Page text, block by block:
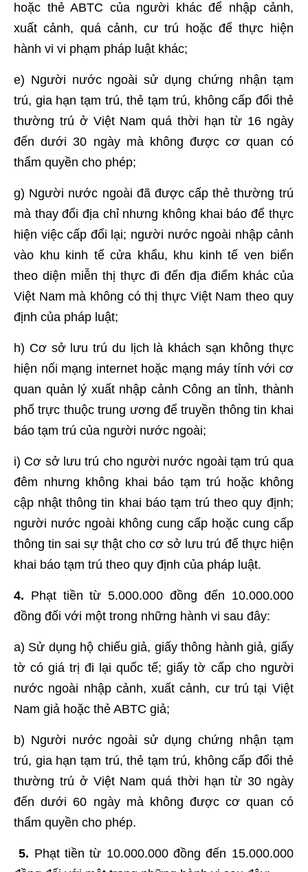
hoặc thẻ ABTC của người khác để nhập cảnh,
xuất cảnh, quá cảnh, cư trú hoặc để thực hiện
hành vi vi phạm pháp luật khác;
e) Người nước ngoài sử dụng chứng nhận tạm
trú, gia hạn tạm trú, thẻ tạm trú, không cấp đổi thẻ
thường trú ở Việt Nam quá thời hạn từ 16 ngày
đến dưới 30 ngày mà không được cơ quan có
thẩm quyền cho phép;
g) Người nước ngoài đã được cấp thẻ thường trú
mà thay đổi địa chỉ nhưng không khai báo để thực
hiện việc cấp đổi lại; người nước ngoài nhập cảnh
vào khu kinh tế cửa khẩu, khu kinh tế ven biển
theo diện miễn thị thực đi đến địa điểm khác của
Việt Nam mà không có thị thực Việt Nam theo quy
định của pháp luật;
h) Cơ sở lưu trú du lịch là khách sạn không thực
hiện nối mạng internet hoặc mạng máy tính với cơ
quan quản lý xuất nhập cảnh Công an tỉnh, thành
phố trực thuộc trung ương để truyền thông tin khai
báo tạm trú của người nước ngoài;
i) Cơ sở lưu trú cho người nước ngoài tạm trú qua
đêm nhưng không khai báo tạm trú hoặc không
cập nhật thông tin khai báo tạm trú theo quy định;
người nước ngoài không cung cấp hoặc cung cấp
thông tin sai sự thật cho cơ sở lưu trú để thực hiện
khai báo tạm trú theo quy định của pháp luật.
4. Phạt tiền từ 5.000.000 đồng đến 10.000.000
đồng đối với một trong những hành vi sau đây:
a) Sử dụng hộ chiếu giả, giấy thông hành giả, giấy
tờ có giá trị đi lại quốc tế; giấy tờ cấp cho người
nước ngoài nhập cảnh, xuất cảnh, cư trú tại Việt
Nam giả hoặc thẻ ABTC giả;
b) Người nước ngoài sử dụng chứng nhận tạm
trú, gia hạn tạm trú, thẻ tạm trú, không cấp đổi thẻ
thường trú ở Việt Nam quá thời hạn từ 30 ngày
đến dưới 60 ngày mà không được cơ quan có
thẩm quyền cho phép.
5. Phạt tiền từ 10.000.000 đồng đến 15.000.000